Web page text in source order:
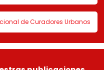
de Curadores Urbanos